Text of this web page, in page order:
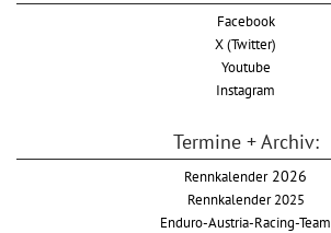
Facebook
X (Twitter)
Youtube
Instagram
Termine + Archiv:
Rennkalender2026
Rennkalender 2025
Enduro-Austria-Racing-Team